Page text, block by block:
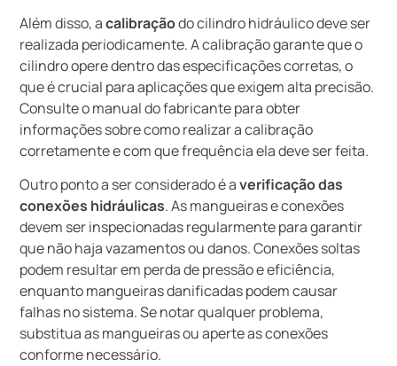
Além disso, acalibraçãodo cilindro hidráulico deve ser
realizada periodicamente. A calibração garante que o
cilindro opere dentro das especificações corretas, o
que é crucial para aplicações que exigem alta precisão.
Consulte o manual do fabricante para obter
informações sobre como realizar a calibração
corretamente e com que frequência ela deve ser feita.
Outro ponto a ser considerado é averificação das
conexões hidráulicas. As mangueiras e conexões
devem ser inspecionadas regularmente para garantir
que não haja vazamentos ou danos. Conexões soltas
podem resultar em perda de pressão e eficiência,
enquanto mangueiras danificadas podem causar
falhas no sistema. Se notar qualquer problema,
substitua as mangueiras ou aperte as conexões
conforme necessário.